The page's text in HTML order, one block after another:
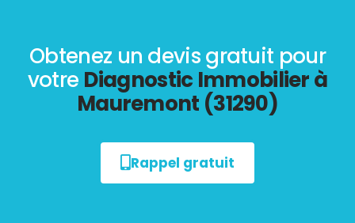
Obtenez un devis gratuit pour
votre Diagnostic Immobilier à
Mauremont (31290)
Rappel gratuit